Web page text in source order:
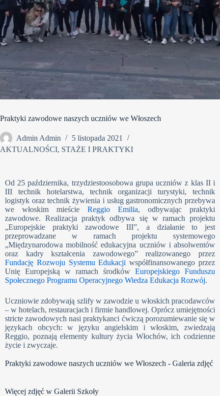
Praktyki zawodowe naszych uczniów we Włoszech
Admin Admin
5 listopada 2021
AKTUALNOŚCI, STAŻE I PRAKTYKI
Od 25 października, trzydziestoosobowa grupa uczniów z klas II i
III technik hotelarstwa, technik organizacji turystyki, technik
logistyk oraz technik żywienia i usług gastronomicznych przebywa
we włoskim mieście Reggio Emilia, odbywając praktyki
zawodowe. Realizacja praktyk odbywa się w ramach projektu
„Europejskie praktyki zawodowe III”, a działanie to jest
przeprowadzane w ramach projektu systemowego
„Międzynarodowa mobilność edukacyjna uczniów i absolwentów
oraz kadry kształcenia zawodowego” realizowanego przez
Fundację Rozwoju Systemu Edukacji współfinansowanego przez
Unię Europejską w ramach środków Europejskiego Funduszu
Społecznego Programu Operacyjnego Wiedza Edukacja Rozwój.
Uczniowie zdobywają szlify w zawodzie u włoskich pracodawców
– w hotelach, restauracjach i firmie handlowej. Oprócz umiejętności
stricte zawodowych nasi praktykanci ćwiczą porozumiewanie się w
językach obcych: w języku angielskim i włoskim, zwiedzają
Reggio, poznają elementy kultury życia Włochów, ich codzienne
życie i zwyczaje.
Praktyki zawodowe naszych uczniów we Włoszech - Galeria zdjęć
Więcej zdjęć w Galerii Szkoły